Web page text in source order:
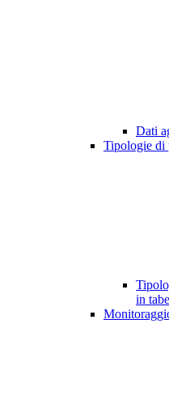
Dati
Tipologie di
in